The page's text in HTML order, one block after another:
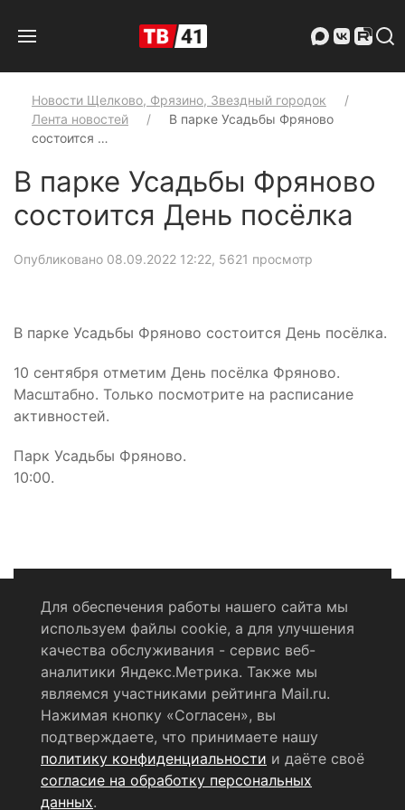
Новости Щелково, Фрязино, Звездный городок
Лента новостей
В парке Усадьбы Фряново
состоится …
В парке Усадьбы Фряново
состоится День посёлка
Опубликовано 08.09.2022 12:22, 5621 просмотр
В парке Усадьбы Фряново состоится День посёлка.
10 сентября отметим День посёлка Фряново.
Масштабно. Только посмотрите на расписание
активностей.
Парк Усадьбы Фряново.
10:00.
Политика конфиденциальности
Согласие на обработку персональных данных
RSS-лента
© 2004 - 2026 Сетевое издание Щёлковское ТВ.
Свидетельство о регистрации СМИ
Для обеспечения работы нашего сайта мы
используем файлы cookie, а для улучшения
качества обслуживания - сервис веб-
аналитики Яндекс.Метрика. Также мы
являемся участниками рейтинга Mail.ru.
Нажимая кнопку «Согласен», вы
подтверждаете, что принимаете нашу
политику конфиденциальности и даёте своё
согласие на обработку персональных
данных.